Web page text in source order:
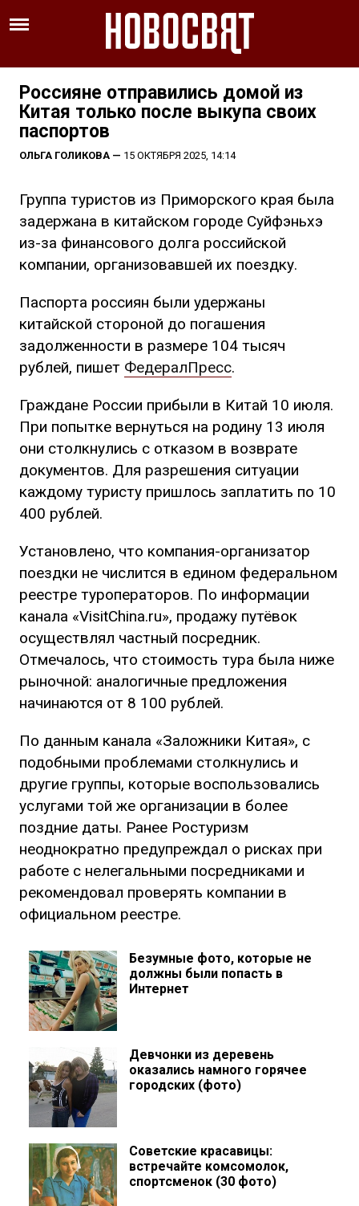
Россияне отправились домой из
Китая только после выкупа своих
паспортов
ОЛЬГА ГОЛИКОВА — 15 ОКТЯБРЯ 2025, 14:14
Группа туристов из Приморского края была
задержана в китайском городе Суйфэньхэ
из-за финансового долга российской
компании, организовавшей их поездку.
Паспорта россиян были удержаны
китайской стороной до погашения
задолженности в размере 104 тысяч
рублей, пишет ФедералПресс.
Граждане России прибыли в Китай 10 июля.
При попытке вернуться на родину 13 июля
они столкнулись с отказом в возврате
документов. Для разрешения ситуации
каждому туристу пришлось заплатить по 10
400 рублей.
Установлено, что компания-организатор
поездки не числится в едином федеральном
реестре туроператоров. По информации
канала «VisitChina.ru», продажу путёвок
осуществлял частный посредник.
Отмечалось, что стоимость тура была ниже
рыночной: аналогичные предложения
начинаются от 8 100 рублей.
По данным канала «Заложники Китая», с
подобными проблемами столкнулись и
другие группы, которые воспользовались
услугами той же организации в более
поздние даты. Ранее Ростуризм
неоднократно предупреждал о рисках при
работе с нелегальными посредниками и
рекомендовал проверять компании в
официальном реестре.
Безумные фото, которые не
должны были попасть в
Интернет
Девчонки из деревень
оказались намного горячее
городских (фото)
Советские красавицы:
встречайте комсомолок,
спортсменок (30 фото)